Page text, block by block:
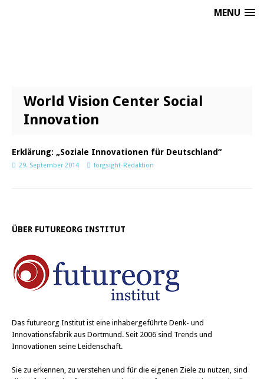
MENU
World Vision Center Social
Innovation
Erklärung: „Soziale Innovationen für Deutschland“
29. September 2014 forgsight-Redaktion
ÜBER FUTUREORG INSTITUT
Das futureorg Institut ist eine inhabergeführte Denk- und
Innovationsfabrik aus Dortmund. Seit 2006 sind Trends und
Innovationen seine Leidenschaft.
Sie zu erkennen, zu verstehen und für die eigenen Ziele zu nutzen, sind